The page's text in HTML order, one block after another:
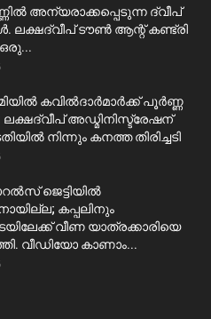
അന്യരാക്കപ്പെടുന്ന ദ്വീപ്
ലക്ഷദ്വീപ് ടൗൺ ആന്റ് കണ്ട്രി
കവിൽദാർമാർക്ക് പൂർണ്ണ
അഡ്മിനിസ്ട്രേഷന്
നിന്നും കനത്ത തിരിച്ചടി
ജെട്ടിയിൽ
കപ്പലിനും
വീണ യാത്രക്കാരിയെ
വീഡിയോ കാണാം...